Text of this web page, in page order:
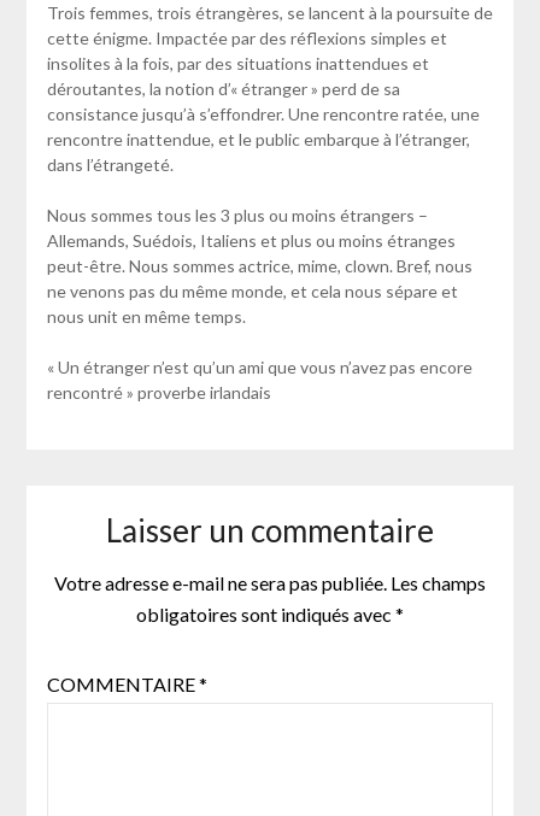
Trois femmes, trois étrangères, se lancent à la poursuite de
cette énigme. Impactée par des réflexions simples et
insolites à la fois, par des situations inattendues et
déroutantes, la notion d’« étranger » perd de sa
consistance jusqu’à s’effondrer. Une rencontre ratée, une
rencontre inattendue, et le public embarque à l’étranger,
dans l’étrangeté.
Nous sommes tous les 3 plus ou moins étrangers –
Allemands, Suédois, Italiens et plus ou moins étranges
peut-être. Nous sommes actrice, mime, clown. Bref, nous
ne venons pas du même monde, et cela nous sépare et
nous unit en même temps.
« Un étranger n’est qu’un ami que vous n’avez pas encore
rencontré » proverbe irlandais
Laisser un commentaire
Votre adresse e-mail ne sera pas publiée. Les champs
obligatoires sont indiqués avec *
COMMENTAIRE*